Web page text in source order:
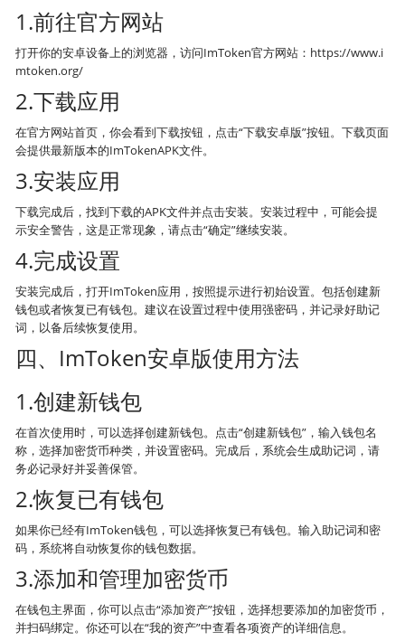
1.前往官方网站
打开你的安卓设备上的浏览器，访问ImToken官方网站：https://www.i
mtoken.org/
2.下载应用
在官方网站首页，你会看到下载按钮，点击“下载安卓版”按钮。下载页面
会提供最新版本的ImTokenAPK文件。
3.安装应用
下载完成后，找到下载的APK文件并点击安装。安装过程中，可能会提
示安全警告，这是正常现象，请点击“确定”继续安装。
4.完成设置
安装完成后，打开ImToken应用，按照提示进行初始设置。包括创建新
钱包或者恢复已有钱包。建议在设置过程中使用强密码，并记录好助记
词，以备后续恢复使用。
四、ImToken安卓版使用方法
1.创建新钱包
在首次使用时，可以选择创建新钱包。点击“创建新钱包”，输入钱包名
称，选择加密货币种类，并设置密码。完成后，系统会生成助记词，请
务必记录好并妥善保管。
2.恢复已有钱包
如果你已经有ImToken钱包，可以选择恢复已有钱包。输入助记词和密
码，系统将自动恢复你的钱包数据。
3.添加和管理加密货币
在钱包主界面，你可以点击“添加资产”按钮，选择想要添加的加密货币，
并扫码绑定。你还可以在“我的资产”中查看各项资产的详细信息。